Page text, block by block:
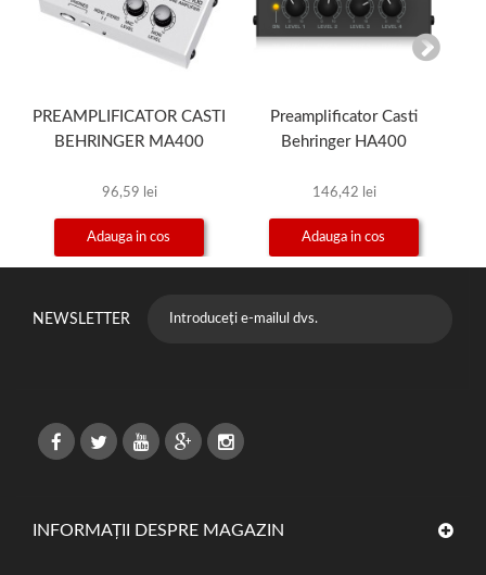
PREAMPLIFICATOR CASTI
BEHRINGER MA400
96,59 lei
Adauga in cos
Preamplificator Casti
Behringer HA400
146,42 lei
Adauga in cos
NEWSLETTER
INFORMAȚII DESPRE MAGAZIN